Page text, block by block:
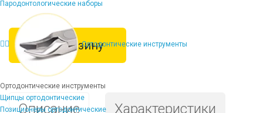
Пародонтологические наборы
Ортодонтические инструменты
Ортодонтические инструменты
Щипцы ортодонтические
Позиционеры ортодонтические
В корзину
Описание Характеристики